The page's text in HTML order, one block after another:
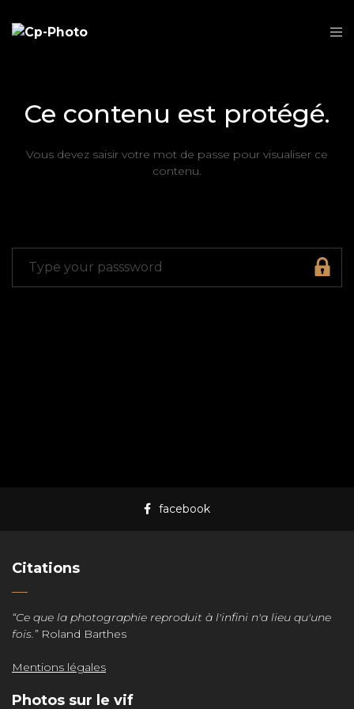
Ce contenu est protégé.
Vous devez saisir votre mot de passe pour visualiser ce
contenu.
facebook
Citations
“Ce que la photographie reproduit à l'infini n'a lieu qu'une
fois.” Roland Barthes
Mentions légales
Photos sur le vif